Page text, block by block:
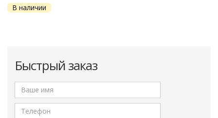
В наличии
Быстрый заказ